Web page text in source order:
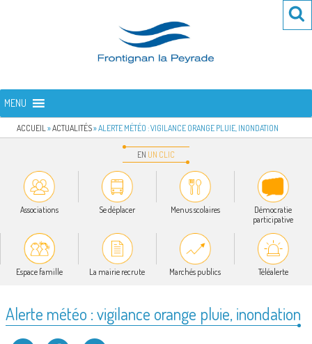
FRONTIGNAN LA PEYRADE
MENU
ACCUEIL »ACTUALITÉS»ALERTE MÉTÉO : VIGILANCE ORANGE PLUIE, INONDATION
EN UN CLIC
Associations Se déplacer Menus scolaires
Démocratie
participative
Espace famille La mairie recrute Marchés publics Téléalerte
Alerte météo : vigilance orange pluie, inondation